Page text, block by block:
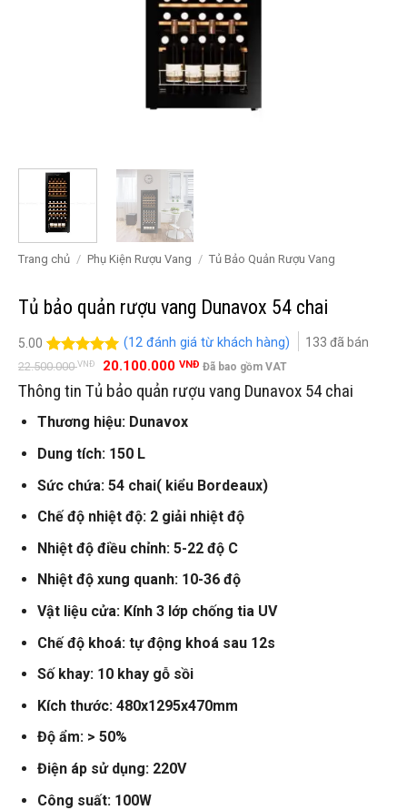
Trang chủ / Phụ Kiện Rượu Vang / Tủ Bảo Quản Rượu Vang
Tủ bảo quản rượu vang Dunavox 54 chai
5.00
5.00trên 5
12
đánh giá
(12đánh giá từ khách hàng) 133 đã bán
22.500.000VNĐ
Giá
gốc
là:
20.100.000 VNĐGiá
tại
Đã bao gồm VAT
Thông tin Tủ bảo quản rượu vang Dunavox 54 chai
Thương hiệu: Dunavox
Dung tích: 150 L
Sức chứa: 54 chai( kiểu Bordeaux)
Chế độ nhiệt độ: 2 giải nhiệt độ
Nhiệt độ điều chỉnh: 5-22 độ C
Nhiệt độ xung quanh: 10-36 độ
Vật liệu cửa: Kính 3 lớp chống tia UV
Chế độ khoá: tự động khoá sau 12s
Số khay: 10 khay gỗ sồi
Kích thước: 480x1295x470mm
Độ ẩm: > 50%
Điện áp sử dụng: 220V
Công suất: 100W